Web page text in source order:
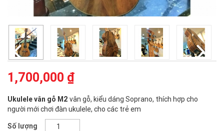
1,700,000 ₫
Ukulele vân gỗ M2 vân gỗ, kiểu dáng Soprano, thích hợp cho
người mới chơi đàn ukulele, cho các trẻ em
Số lượng